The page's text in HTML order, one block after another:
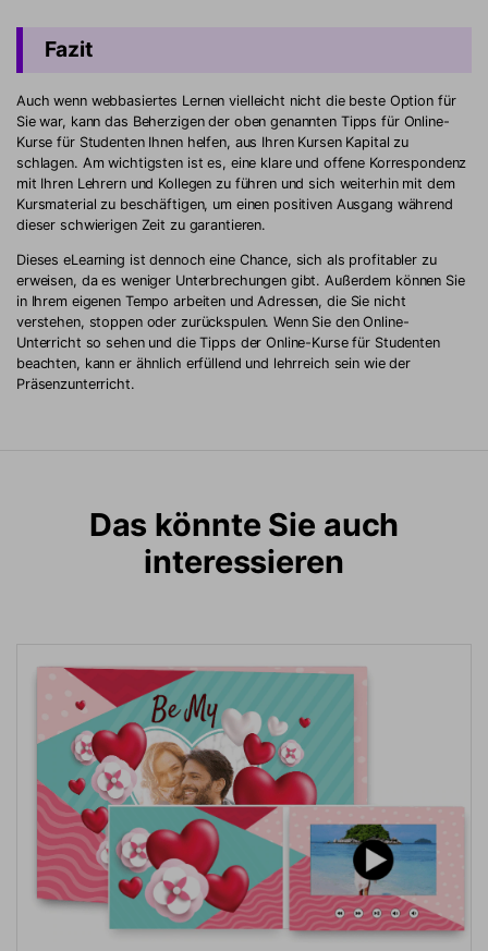
Fazit
Auch wenn webbasiertes Lernen vielleicht nicht die beste Option für
Sie war, kann das Beherzigen der oben genannten Tipps für Online-
Kurse für Studenten Ihnen helfen, aus Ihren Kursen Kapital zu
schlagen. Am wichtigsten ist es, eine klare und offene Korrespondenz
mit Ihren Lehrern und Kollegen zu führen und sich weiterhin mit dem
Kursmaterial zu beschäftigen, um einen positiven Ausgang während
dieser schwierigen Zeit zu garantieren.
Dieses eLearning ist dennoch eine Chance, sich als profitabler zu
erweisen, da es weniger Unterbrechungen gibt. Außerdem können Sie
in Ihrem eigenen Tempo arbeiten und Adressen, die Sie nicht
verstehen, stoppen oder zurückspulen. Wenn Sie den Online-
Unterricht so sehen und die Tipps der Online-Kurse für Studenten
beachten, kann er ähnlich erfüllend und lehrreich sein wie der
Präsenzunterricht.
Das könnte Sie auch
interessieren